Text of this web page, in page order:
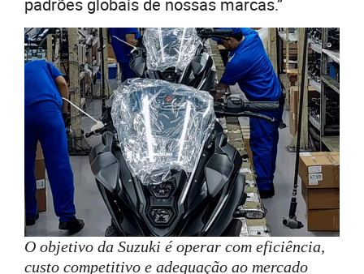
O objetivo da Suzuki é operar com eficiência,
custo competitivo e adequação ao mercado